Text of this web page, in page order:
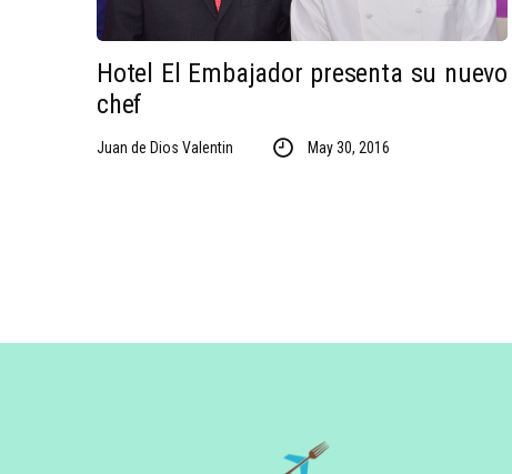
Hotel El Embajador presenta su nuevo
chef
Juan de Dios Valentin May 30, 2016